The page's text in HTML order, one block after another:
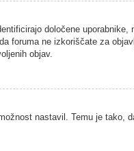
določene uporabnike,
foruma ne izkoriščate za
objav.
nastavil. Temu je tako,